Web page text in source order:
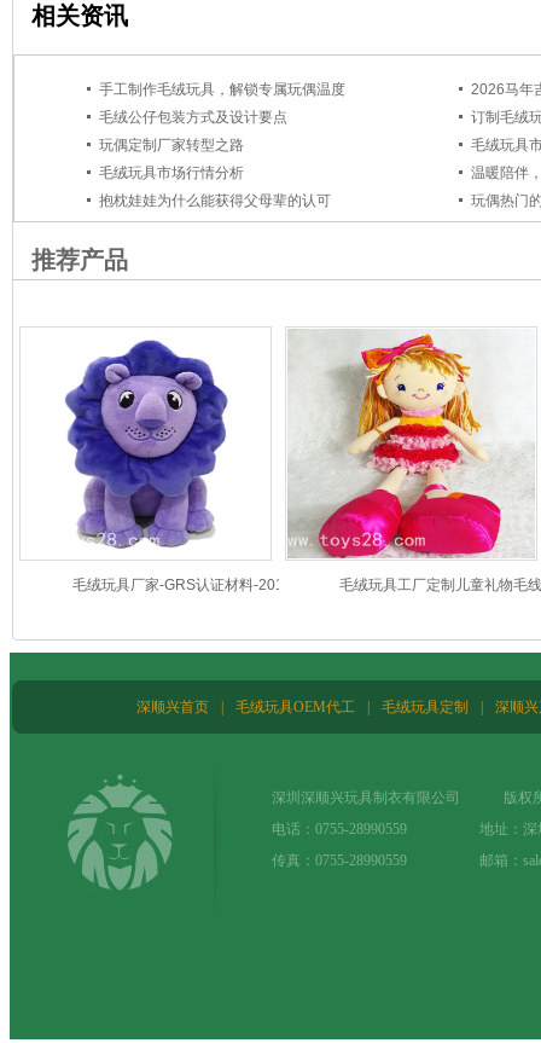
相关资讯
手工制作毛绒玩具，解锁专属玩偶温度
毛绒公仔包装方式及设计要点
订制毛绒
玩偶定制厂家转型之路
毛绒玩具
毛绒玩具市场行情分析
温暖陪伴
抱枕娃娃为什么能获得父母辈的认可
玩偶热门
推荐产品
毛绒玩具厂家-GRS认证材料-2019新款 毛绒玩具工厂定制儿童礼物毛
深顺兴首页 | 毛绒玩具OEM代工 | 毛绒玩具定制 | 深顺
深圳深顺兴玩具制衣有限公司 版权
电话：0755-28990559 地址：深圳市
传真：0755-28990559 邮箱：